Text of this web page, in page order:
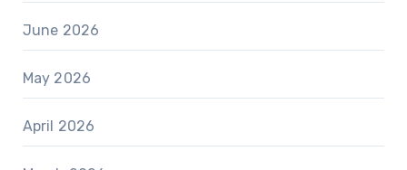
June 2026
May 2026
April 2026